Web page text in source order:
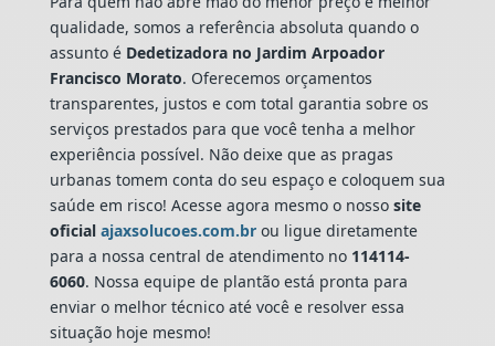
qualidade, somos a referência absoluta quando o
assunto é Dedetizadora no Jardim Arpoador
Francisco Morato. Oferecemos orçamentos
transparentes, justos e com total garantia sobre os
serviços prestados para que você tenha a melhor
experiência possível. Não deixe que as pragas
urbanas tomem conta do seu espaço e coloquem sua
saúde em risco! Acesse agora mesmo o nossosite
oficial ajaxsolucoes.com.brou ligue diretamente
para a nossa central de atendimento no 114114-
6060. Nossa equipe de plantão está pronta para
enviar o melhor técnico até você e resolver essa
situação hoje mesmo!